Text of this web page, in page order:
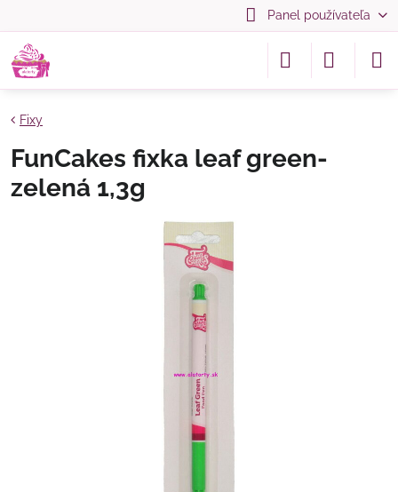
Panel používateľa
Fixy
FunCakes fixka leaf green-
zelená 1,3g